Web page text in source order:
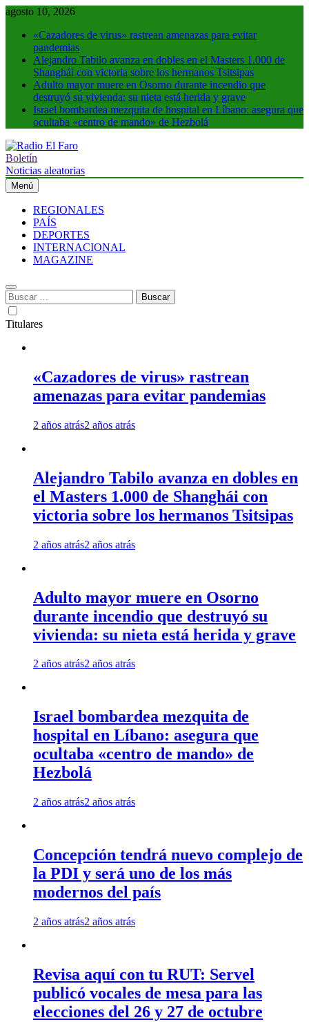
Saltar
contenido
agosto 10, 2026
«Cazadores de virus» rastrean amenazas para evitar
pandemias
Alejandro Tabilo avanza en dobles en el Masters 1.000 de
Shanghái con victoria sobre los hermanos Tsitsipas
Adulto mayor muere en Osorno durante incendio que
destruyó su vivienda: su nieta está herida y grave
Israel bombardea mezquita de hospital en Líbano: asegura que
ocultaba «centro de mando» de Hezbolá
Radio El Faro
Noticias y más
Boletín
Noticias aleatorias
Menú
REGIONALES
PAÍS
DEPORTES
INTERNACIONAL
MAGAZINE
Buscar:
Titulares
«Cazadores de virus» rastrean
amenazas para evitar pandemias
2 años atrás2 años atrás
Alejandro Tabilo avanza en dobles en
el Masters 1.000 de Shanghái con
victoria sobre los hermanos Tsitsipas
2 años atrás2 años atrás
Adulto mayor muere en Osorno
durante incendio que destruyó su
vivienda: su nieta está herida y grave
2 años atrás2 años atrás
Israel bombardea mezquita de
hospital en Líbano: asegura que
ocultaba «centro de mando» de
Hezbolá
2 años atrás2 años atrás
Concepción tendrá nuevo complejo de
la PDI y será uno de los más
modernos del país
2 años atrás2 años atrás
Revisa aquí con tu RUT: Servel
publicó vocales de mesa para las
elecciones del 26 y 27 de octubre